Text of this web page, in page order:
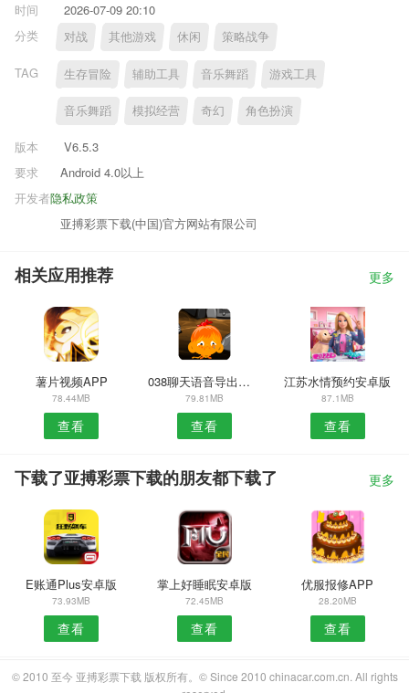
时间
2026-07-09 20:10
分类
对战 其他游戏 休闲 策略战争
TAG 生存冒险 辅助工具 音乐舞蹈 游戏工具
音乐舞蹈 模拟经营 奇幻 角色扮演
版本
V6.5.3
要求
Android 4.0以上
隐私政策
开发者
亚搏彩票下载(中国)官方网站有限公司
相关应用推荐 更多
薯片视频APP
78.44MB
查看
038聊天语音导出软件
79.81MB
查看
江苏水情预约安卓版
87.1MB
查看
下载了亚搏彩票下载的朋友都下载了 更多
E账通Plus安卓版
73.93MB
查看
掌上好睡眠安卓版
72.45MB
查看
优服报修APP
28.20MB
查看
© 2010 至今 亚搏彩票下载 版权所有。© Since 2010 chinacar.com.cn. All rights